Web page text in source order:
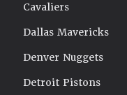
Cavaliers
Dallas Mavericks
Denver Nuggets
Detroit Pistons